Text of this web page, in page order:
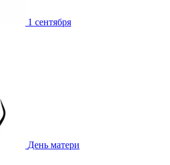
1 сентября
День матери